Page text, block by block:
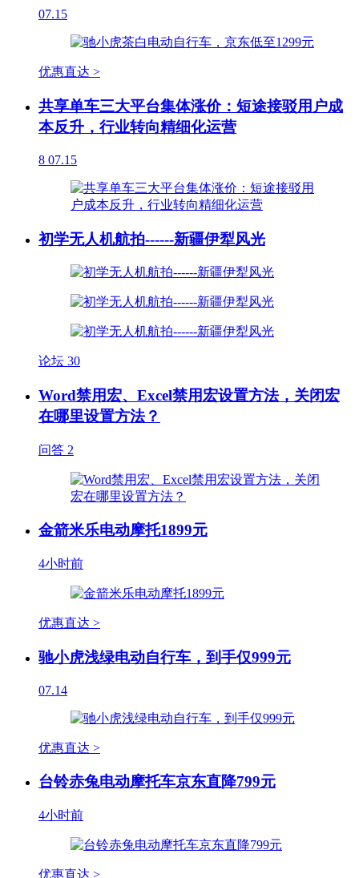
07.15
优惠直达 >
共享单车三大平台集体涨价：短途接驳用户成
本反升，行业转向精细化运营
8 07.15
初学无人机航拍------新疆伊犁风光
论坛 30
Word禁用宏、Excel禁用宏设置方法，关闭宏
在哪里设置方法？
问答 2
金箭米乐电动摩托1899元
4小时前
优惠直达 >
驰小虎浅绿电动自行车，到手仅999元
07.14
优惠直达 >
台铃赤兔电动摩托车京东直降799元
4小时前
优惠直达 >